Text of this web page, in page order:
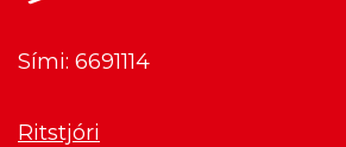
Sími: 6691114
Ritstjóri